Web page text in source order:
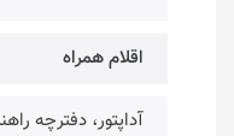
اقلام همراه
آداپتور، دفترچه